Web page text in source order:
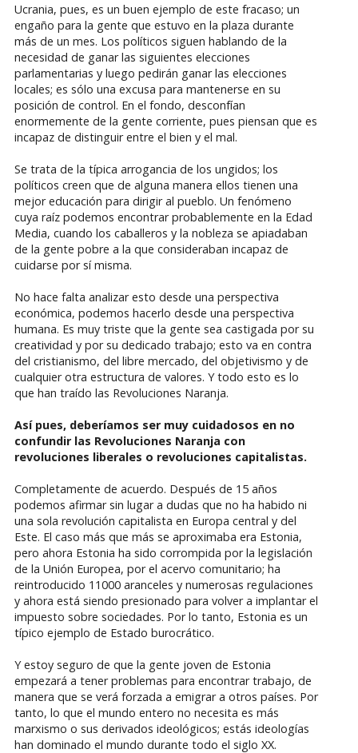
Ucrania, pues, es un buen ejemplo de este fracaso; un
engaño para la gente que estuvo en la plaza durante
más de un mes. Los políticos siguen hablando de la
necesidad de ganar las siguientes elecciones
parlamentarias y luego pedirán ganar las elecciones
locales; es sólo una excusa para mantenerse en su
posición de control. En el fondo, desconfían
enormemente de la gente corriente, pues piensan que es
incapaz de distinguir entre el bien y el mal.
Se trata de la típica arrogancia de los ungidos; los
políticos creen que de alguna manera ellos tienen una
mejor educación para dirigir al pueblo. Un fenómeno
cuya raíz podemos encontrar probablemente en la Edad
Media, cuando los caballeros y la nobleza se apiadaban
de la gente pobre a la que consideraban incapaz de
cuidarse por sí misma.
No hace falta analizar esto desde una perspectiva
económica, podemos hacerlo desde una perspectiva
humana. Es muy triste que la gente sea castigada por su
creatividad y por su dedicado trabajo; esto va en contra
del cristianismo, del libre mercado, del objetivismo y de
cualquier otra estructura de valores. Y todo esto es lo
que han traído las Revoluciones Naranja.
Así pues, deberíamos ser muy cuidadosos en no
confundir las Revoluciones Naranja con
revoluciones liberales o revoluciones capitalistas.
Completamente de acuerdo. Después de 15 años
podemos afirmar sin lugar a dudas que no ha habido ni
una sola revolución capitalista en Europa central y del
Este. El caso más que más se aproximaba era Estonia,
pero ahora Estonia ha sido corrompida por la legislación
de la Unión Europea, por el acervo comunitario; ha
reintroducido 11000 aranceles y numerosas regulaciones
y ahora está siendo presionado para volver a implantar el
impuesto sobre sociedades. Por lo tanto, Estonia es un
típico ejemplo de Estado burocrático.
Y estoy seguro de que la gente joven de Estonia
empezará a tener problemas para encontrar trabajo, de
manera que se verá forzada a emigrar a otros países. Por
tanto, lo que el mundo entero no necesita es más
marxismo o sus derivados ideológicos; estás ideologías
han dominado el mundo durante todo el siglo XX.